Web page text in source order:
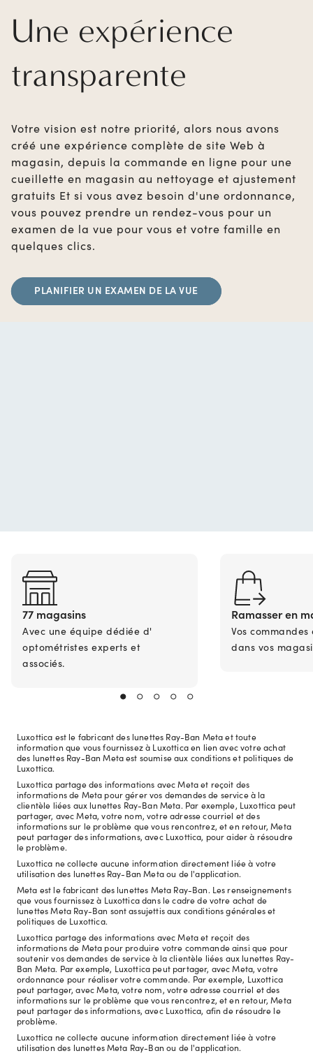
Une expérience
transparente
Votre vision est notre priorité, alors nous avons
créé une expérience complète de site Web à
magasin, depuis la commande en ligne pour une
cueillette en magasin au nettoyage et ajustement
gratuits Et si vous avez besoin d'une ordonnance,
vous pouvez prendre un rendez-vous pour un
examen de la vue pour vous et votre famille en
quelques clics.
PLANIFIER UN EXAMEN DE LA VUE
77 magasins
Avec une équipe dédiée d'
optométristes experts et
associés.
Ramasser en
Vos
dans vos
Luxottica est le fabricant des lunettes Ray-Ban Meta et toute
information que vous fournissez à Luxottica en lien avec votre achat
des lunettes Ray-Ban Meta est soumise aux conditions et politiques de
Luxottica.
Luxottica partage des informations avec Meta et reçoit des
informations de Meta pour gérer vos demandes de service à la
clientèle liées aux lunettes Ray-Ban Meta. Par exemple, Luxottica peut
partager, avec Meta, votre nom, votre adresse courriel et des
informations sur le problème que vous rencontrez, et en retour, Meta
peut partager des informations, avec Luxottica, pour aider à résoudre
le problème.
Luxottica ne collecte aucune information directement liée à votre
utilisation des lunettes Ray-Ban Meta ou de l'application.
Meta est le fabricant des lunettes Meta Ray-Ban. Les renseignements
que vous fournissez à Luxottica dans le cadre de votre achat de
lunettes Meta Ray-Ban sont assujettis aux conditions générales et
politiques de Luxottica.
Luxottica partage des informations avec Meta et reçoit des
informations de Meta pour produire votre commande ainsi que pour
soutenir vos demandes de service à la clientèle liées aux lunettes Ray-
Ban Meta. Par exemple, Luxottica peut partager, avec Meta, votre
ordonnance pour réaliser votre commande. Par exemple, Luxottica
peut partager, avec Meta, votre nom, votre adresse courriel et des
informations sur le problème que vous rencontrez, et en retour, Meta
peut partager des informations, avec Luxottica, afin de résoudre le
problème.
Luxottica ne collecte aucune information directement liée à votre
utilisation des lunettes Meta Ray-Ban ou de l'application.